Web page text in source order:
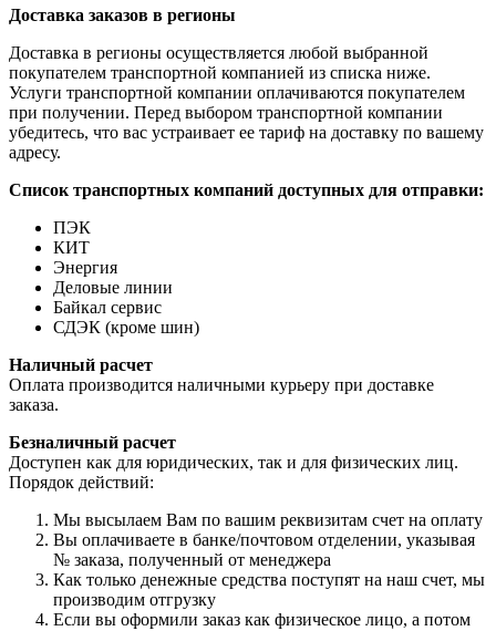
Доставка заказов в регионы
Доставка в регионы осуществляется любой выбранной
покупателем транспортной компанией из списка ниже.
Услуги транспортной компании оплачиваются покупателем
при получении. Перед выбором транспортной компании
убедитесь, что вас устраивает ее тариф на доставку по вашему
адресу.
Список транспортных компаний доступных для отправки:
ПЭК
КИТ
Энергия
Деловые линии
Байкал сервис
СДЭК (кроме шин)
Наличный расчет
Оплата производится наличными курьеру при доставке
заказа.
Безналичный расчет
Доступен как для юридических, так и для физических лиц.
Порядок действий:
Мы высылаем Вам по вашим реквизитам счет на оплату
Вы оплачиваете в банке/почтовом отделении, указывая
№ заказа, полученный от менеджера
Как только денежные средства поступят на наш счет, мы
производим отгрузку
Если вы оформили заказ как физическое лицо, а потом